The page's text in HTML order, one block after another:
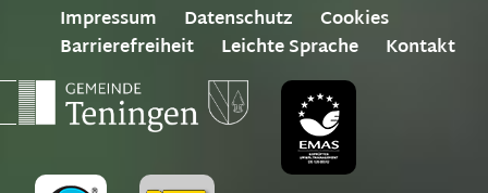
Impressum Datenschutz
Cookies
Barrierefreiheit
Leichte Sprache Kontakt